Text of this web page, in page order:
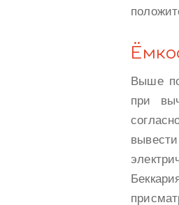
Выше
при